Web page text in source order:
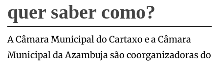
quer saber como?
A Câmara Municipal do Cartaxo e a Câmara
Municipal da Azambuja são coorganizadoras do